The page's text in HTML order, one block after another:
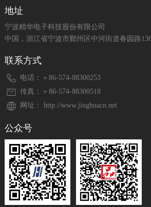
地址
宁波精华电子科技股份有限公司
中国，浙江省宁波市鄞州区中河街道春园路
联系方式
电话：＋86-574-88300253
传真：＋86-574-88300518
网址： http://www.jinghuacn.net
公众号